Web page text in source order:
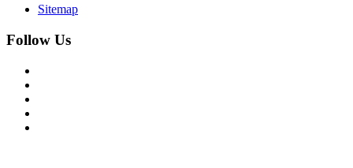
Sitemap
Follow Us